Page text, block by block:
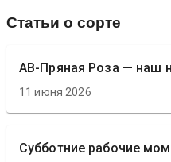
Статьи о сорте
АВ-Пряная Роза — наш
11 июня 2026
Субботние рабочие